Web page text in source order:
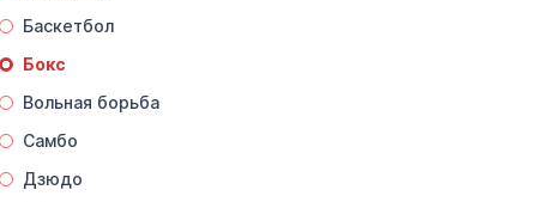
Баскетбол
Бокс
Вольная борьба
Самбо
Дзюдо